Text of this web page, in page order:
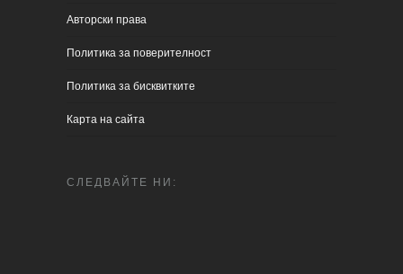
Aвторски права
Политика за поверителност
Политика за бисквитките
Карта на сайта
СЛЕДВАЙТЕ НИ: